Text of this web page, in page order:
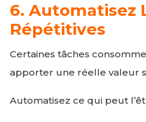
6. Automatisez
Répétitives
Certaines tâches
apporter une réelle valeur
Automatisez ce qui peut